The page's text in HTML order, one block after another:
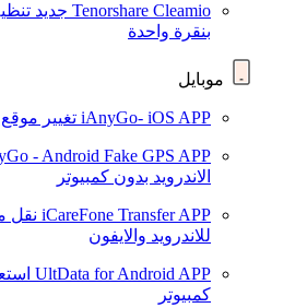
Tenorshare Cleamio جديد
بنقرة واحدة
موبايل
iAnyGo- iOS APP تغيير موقع
- Android Fake GPS APP
الاندرويد بدون كمبيوتر
iCareFone Transfer APP نقل
للاندرويد والايفون
UltData for Android APP
كمبيوتر